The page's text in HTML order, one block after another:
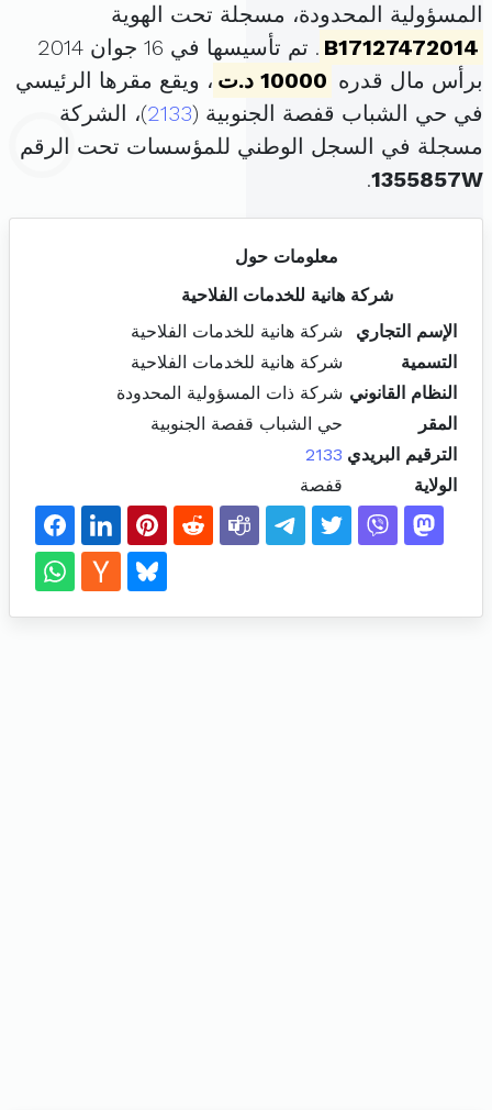
المسؤولية المحدودة، مسجلة تحت الهوية
B17127472014
. تم تأسيسها في 16 جوان 2014
برأس مال قدره 10000 د.ت
، ويقع مقرها الرئيسي
في حي الشباب قفصة الجنوبية (2133)، الشركة
مسجلة في السجل الوطني للمؤسسات تحت الرقم
1355857W
.
معلومات حول
شركة هانية للخدمات الفلاحية
الإسم التجاري
شركة هانية للخدمات الفلاحية
التسمية
شركة هانية للخدمات الفلاحية
النظام القانوني شركة ذات المسؤولية المحدودة
المقر
حي الشباب قفصة الجنوبية
الترقيم البريدي 2133
الولاية
قفصة